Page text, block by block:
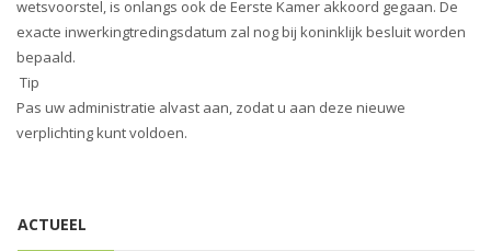
o
n
wetsvoorstel, is onlangs ook de Eerste Kamer akkoord gegaan. De
exacte inwerkingtredingsdatum zal nog bij koninklijk besluit worden
bepaald.
Tip
Pas uw administratie alvast aan, zodat u aan deze nieuwe
verplichting kunt voldoen.
ACTUEEL